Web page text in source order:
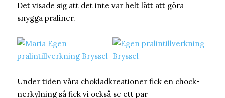
Det visade sig att det inte var helt lätt att göra
snygga praliner.
Under tiden våra chokladkreationer fick en chock-
nerkylning så fick vi också se ett par